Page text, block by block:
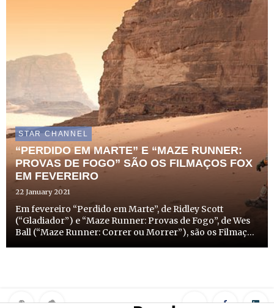
STAR CHANNEL
“PERDIDO EM MARTE” E “MAZE RUNNER:
PROVAS DE FOGO” SÃO OS FILMAÇOS FOX
EM FEVEREIRO
22 January 2021
Em fevereiro “Perdido em Marte”, de Ridley Scott
(“Gladiador”) e “Maze Runner: Provas de Fogo”, de Wes
Ball (“Maze Runner: Correr ou Morrer”), são os Filmaços